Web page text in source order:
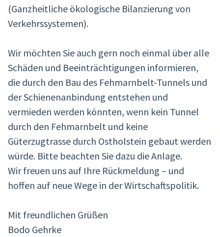
(Ganzheitliche ökologische Bilanzierung von
Verkehrssystemen).
Wir möchten Sie auch gern noch einmal über alle
Schäden und Beeinträchtigungen informieren,
die durch den Bau des Fehmarnbelt-Tunnels und
der Schienenanbindung entstehen und
vermieden werden könnten, wenn kein Tunnel
durch den Fehmarnbelt und keine
Güterzugtrasse durch Ostholstein gebaut werden
würde. Bitte beachten Sie dazu die Anlage.
Wir freuen uns auf Ihre Rückmeldung – und
hoffen auf neue Wege in der Wirtschaftspolitik.
Mit freundlichen Grüßen
Bodo Gehrke